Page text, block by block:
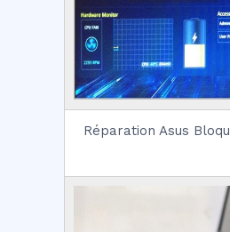
Réparation Asus